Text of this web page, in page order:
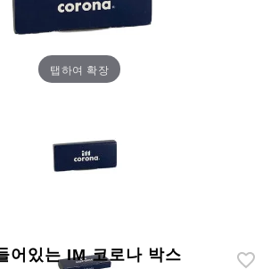
탭하여 확장
어있는 IM 코로나 박스